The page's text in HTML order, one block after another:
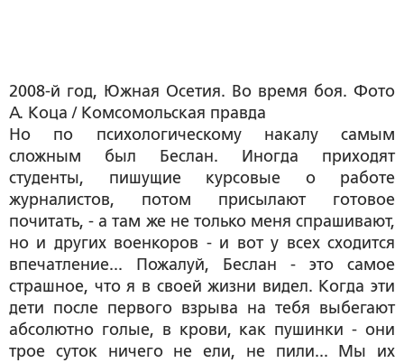
2008-й год, Южная Осетия. Во время боя. Фото
А. Коца / Комсомольская правда
Но по психологическому накалу самым
сложным был Беслан. Иногда приходят
студенты, пишущие курсовые о работе
журналистов, потом присылают готовое
почитать, - а там же не только меня спрашивают,
но и других военкоров - и вот у всех сходится
впечатление... Пожалуй, Беслан - это самое
страшное, что я в своей жизни видел. Когда эти
дети после первого взрыва на тебя выбегают
абсолютно голые, в крови, как пушинки - они
трое суток ничего не ели, не пили... Мы их